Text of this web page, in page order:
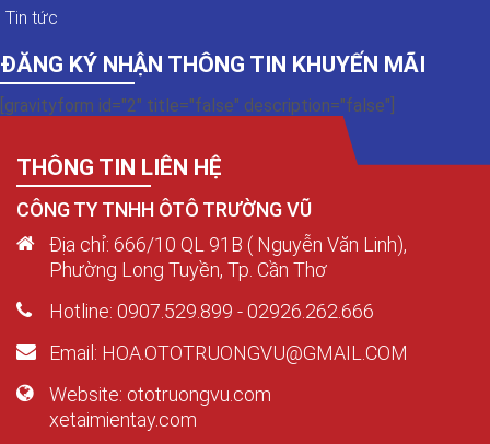
Tin tức
ĐĂNG KÝ NHẬN THÔNG TIN KHUYẾN MÃI
[gravityform id="2" title="false" description="false"]
THÔNG TIN LIÊN HỆ
CÔNG TY TNHH ÔTÔ TRƯỜNG VŨ
Địa chỉ: 666/10 QL 91B ( Nguyễn Văn Linh),
Phường Long Tuyền, Tp. Cần Thơ
Hotline: 0907.529.899 - 02926.262.666
Email: HOA.OTOTRUONGVU@GMAIL.COM
Website: ototruongvu.com
xetaimientay.com